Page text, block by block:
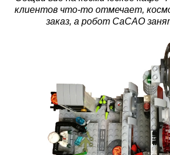
клиентов что-то отмечает,
заказ, а робот CaCAO